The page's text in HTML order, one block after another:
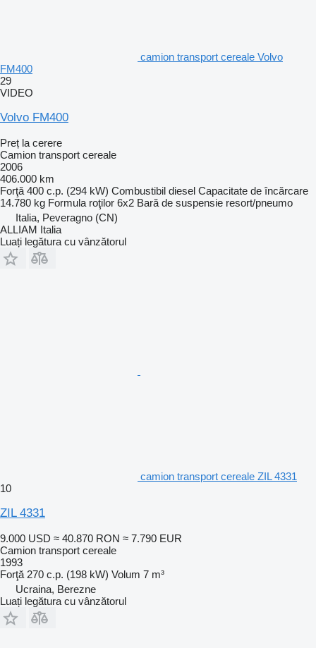
camion transport cereale Volvo
FM400
29
VIDEO
Volvo FM400
Preț la cerere
Camion transport cereale
2006
406.000 km
Forţă 400 c.p. (294 kW) Combustibil diesel Capacitate de încărcare
14.780 kg Formula roţilor 6x2 Bară de suspensie resort/pneumo
Italia, Peveragno (CN)
ALLIAM Italia
Luați legătura cu vânzătorul
camion transport cereale ZIL 4331
10
ZIL 4331
9.000 USD ≈ 40.870 RON ≈ 7.790 EUR
Camion transport cereale
1993
Forţă 270 c.p. (198 kW) Volum 7 m³
Ucraina, Berezne
Luați legătura cu vânzătorul